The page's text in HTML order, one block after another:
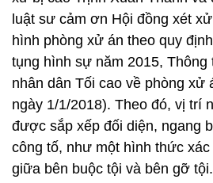
luật sư cảm ơn Hội đồng xét
hình phòng xử án theo quy
tụng hình sự năm 2015, Thông
nhân dân Tối cao về phòng xử
ngày 1/1/2018). Theo đó, vị trí
được sắp xếp đối diện, ngang
công tố, như một hình thức
giữa bên buộc tội và bên gỡ tội.